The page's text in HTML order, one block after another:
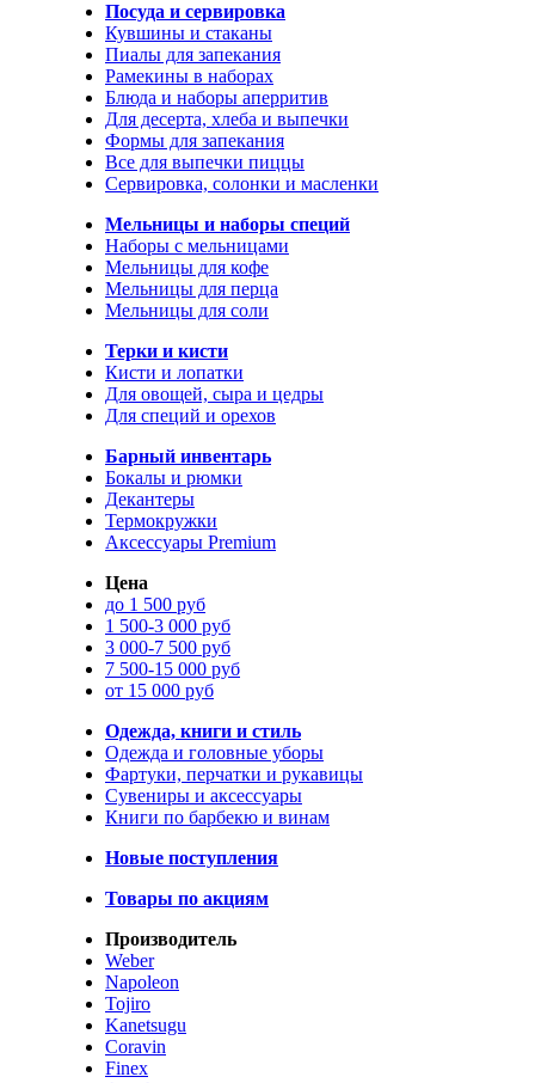
Посуда и сервировка
Кувшины и стаканы
Пиалы для запекания
Рамекины в наборах
Блюда и наборы аперритив
Для десерта, хлеба и выпечки
Формы для запекания
Все для выпечки пиццы
Сервировка, солонки и масленки
Мельницы и наборы специй
Наборы с мельницами
Мельницы для кофе
Мельницы для перца
Мельницы для соли
Терки и кисти
Кисти и лопатки
Для овощей, сыра и цедры
Для специй и орехов
Барный инвентарь
Бокалы и рюмки
Декантеры
Термокружки
Аксессуары Premium
Цена
до 1 500 руб
1 500-3 000 руб
3 000-7 500 руб
7 500-15 000 руб
от 15 000 руб
Одежда, книги и стиль
Одежда и головные уборы
Фартуки, перчатки и рукавицы
Сувениры и аксессуары
Книги по барбекю и винам
Новые поступления
Товары по акциям
Производитель
Weber
Napoleon
Tojiro
Kanetsugu
Coravin
Finex